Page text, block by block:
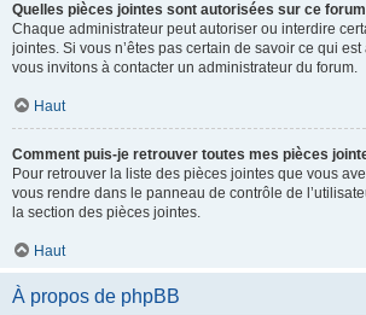
Quelles pièces jointes sont autorisées sur ce
Chaque administrateur peut autoriser ou interdire
jointes. Si vous n’êtes pas certain de savoir ce qui
vous invitons à contacter un administrateur du forum.
Haut
Comment puis-je retrouver toutes mes pièces
Pour retrouver la liste des pièces jointes que vous
vous rendre dans le panneau de contrôle de
la section des pièces jointes.
Haut
À propos de phpBB